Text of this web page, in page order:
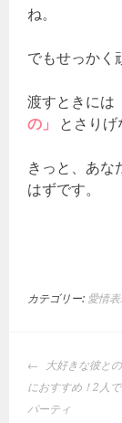
ね。
でもせっかく
渡すときには
の」 とさりげ
きっと、あな
はずです。
カテゴリー: 愛情
投
稿
ナ
大好きな彼と
におすすめ！2人
パーティ